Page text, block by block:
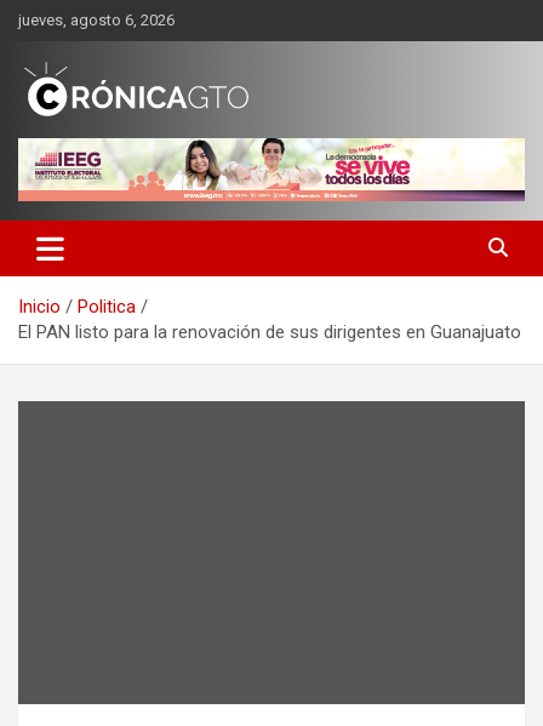
Saltar
contenido
jueves, agosto 6, 2026
CRONICA GUANAJUATO
Inicio
Politica
El PAN listo para la renovación de sus dirigentes en Guanajuato